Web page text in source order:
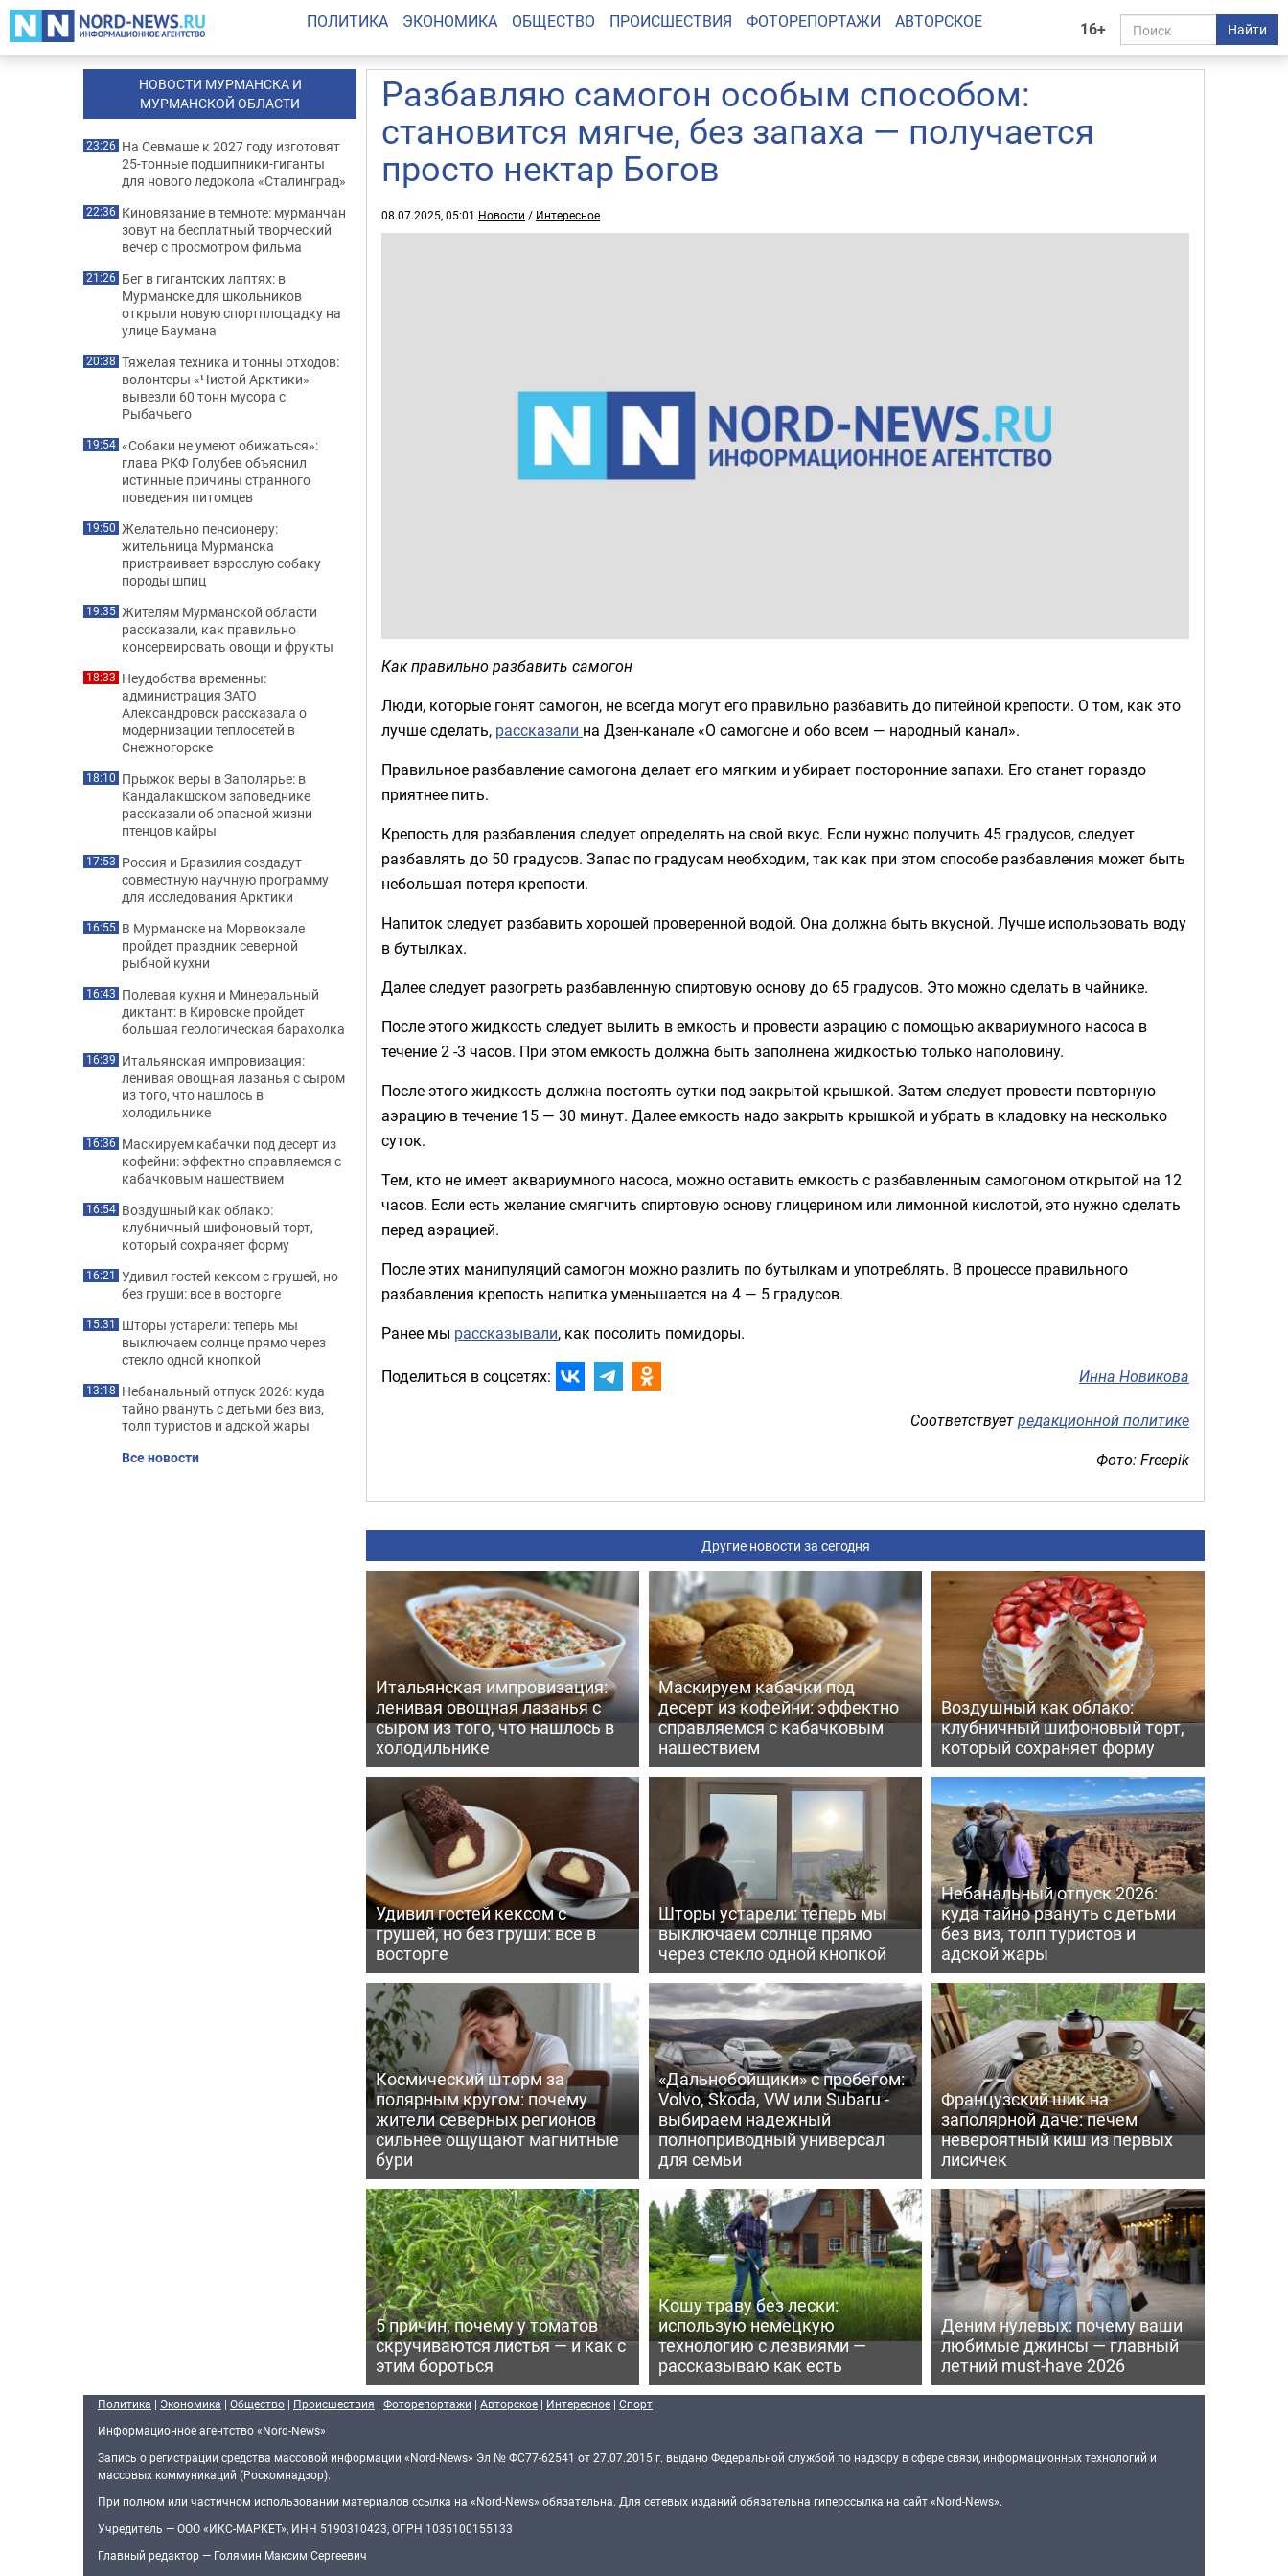
16+ Найти
ПОЛИТИКА ЭКОНОМИКА ОБЩЕСТВО ПРОИСШЕСТВИЯ ФОТОРЕПОРТАЖИ АВТОРСКОЕ
Разбавляю самогон особым способом:
становится мягче, без запаха — получается
просто нектар Богов
08.07.2025, 05:01 Новости / Интересное
Как правильно разбавить самогон
Люди, которые гонят самогон, не всегда могут его правильно разбавить до питейной крепости. О том, как это
лучше сделать, рассказали на Дзен-канале «О самогоне и обо всем — народный канал».
Правильное разбавление самогона делает его мягким и убирает посторонние запахи. Его станет гораздо
приятнее пить.
Крепость для разбавления следует определять на свой вкус. Если нужно получить 45 градусов, следует
разбавлять до 50 градусов. Запас по градусам необходим, так как при этом способе разбавления может быть
небольшая потеря крепости.
Напиток следует разбавить хорошей проверенной водой. Она должна быть вкусной. Лучше использовать воду
в бутылках.
Далее следует разогреть разбавленную спиртовую основу до 65 градусов. Это можно сделать в чайнике.
После этого жидкость следует вылить в емкость и провести аэрацию с помощью аквариумного насоса в
течение 2 -3 часов. При этом емкость должна быть заполнена жидкостью только наполовину.
После этого жидкость должна постоять сутки под закрытой крышкой. Затем следует провести повторную
аэрацию в течение 15 — 30 минут. Далее емкость надо закрыть крышкой и убрать в кладовку на несколько
суток.
Тем, кто не имеет аквариумного насоса, можно оставить емкость с разбавленным самогоном открытой на 12
часов. Если есть желание смягчить спиртовую основу глицерином или лимонной кислотой, это нужно сделать
перед аэрацией.
После этих манипуляций самогон можно разлить по бутылкам и употреблять. В процессе правильного
разбавления крепость напитка уменьшается на 4 — 5 градусов.
Ранее мы рассказывали, как посолить помидоры.
Поделиться в соцсетях: Инна Новикова
Соответствуетредакционной политике
Фото: Freepik
Другие новости за сегодня
Итальянская импровизация:
ленивая овощная лазанья с
сыром из того, что нашлось в
холодильнике
Маскируем кабачки под
десерт из кофейни: эффектно
справляемся с кабачковым
нашествием
Воздушный как облако:
клубничный шифоновый торт,
который сохраняет форму
Удивил гостей кексом с
грушей, но без груши: все в
восторге
Шторы устарели: теперь мы
выключаем солнце прямо
через стекло одной кнопкой
Небанальный отпуск 2026:
куда тайно рвануть с детьми
без виз, толп туристов и
адской жары
Космический шторм за
полярным кругом: почему
жители северных регионов
сильнее ощущают магнитные
бури
«Дальнобойщики» с пробегом:
Volvo, Skoda, VW или Subaru -
выбираем надежный
полноприводный универсал
для семьи
Французский шик на
заполярной даче: печем
невероятный киш из первых
лисичек
5 причин, почему у томатов
скручиваются листья — и как с
этим бороться
Кошу траву без лески:
использую немецкую
технологию с лезвиями —
рассказываю как есть
Деним нулевых: почему ваши
любимые джинсы — главный
летний must-have 2026
НОВОСТИ МУРМАНСКА И
МУРМАНСКОЙ ОБЛАСТИ
23:26 На Севмаше к 2027 году изготовят
25-тонные подшипники-гиганты
для нового ледокола «Сталинград»
22:36 Киновязание в темноте: мурманчан
зовут на бесплатный творческий
вечер с просмотром фильма
21:26 Бег в гигантских лаптях: в
Мурманске для школьников
открыли новую спортплощадку на
улице Баумана
20:38 Тяжелая техника и тонны отходов:
волонтеры «Чистой Арктики»
вывезли 60 тонн мусора с
Рыбачьего
19:54 «Собаки не умеют обижаться»:
глава РКФ Голубев объяснил
истинные причины странного
поведения питомцев
19:50 Желательно пенсионеру:
жительница Мурманска
пристраивает взрослую собаку
породы шпиц
19:35 Жителям Мурманской области
рассказали, как правильно
консервировать овощи и фрукты
18:33 Неудобства временны:
администрация ЗАТО
Александровск рассказала о
модернизации теплосетей в
Снежногорске
18:10 Прыжок веры в Заполярье: в
Кандалакшском заповеднике
рассказали об опасной жизни
птенцов кайры
17:53 Россия и Бразилия создадут
совместную научную программу
для исследования Арктики
16:55 В Мурманске на Морвокзале
пройдет праздник северной
рыбной кухни
16:43 Полевая кухня и Минеральный
диктант: в Кировске пройдет
большая геологическая барахолка
16:39 Итальянская импровизация:
ленивая овощная лазанья с сыром
из того, что нашлось в
холодильнике
16:36 Маскируем кабачки под десерт из
кофейни: эффектно справляемся с
кабачковым нашествием
16:54 Воздушный как облако:
клубничный шифоновый торт,
который сохраняет форму
16:21 Удивил гостей кексом с грушей, но
без груши: все в восторге
15:31 Шторы устарели: теперь мы
выключаем солнце прямо через
стекло одной кнопкой
13:18 Небанальный отпуск 2026: куда
тайно рвануть с детьми без виз,
толп туристов и адской жары
Все новости
Политика | Экономика | Общество | Происшествия | Фоторепортажи | Авторское | Интересное | Спорт
Информационное агентство «Nord-News»
Запись о регистрации средства массовой информации «Nord-News» Эл № ФС77-62541 от 27.07.2015 г. выдано Федеральной службой по надзору в сфере связи, информационных технологий и
массовых коммуникаций (Роскомнадзор).
При полном или частичном использовании материалов ссылка на «Nord-News» обязательна. Для сетевых изданий обязательна гиперссылка на сайт «Nord-News».
Учредитель — ООО «ИКС-МАРКЕТ», ИНН 5190310423, ОГРН 1035100155133
Главный редактор — Голямин Максим Сергеевич